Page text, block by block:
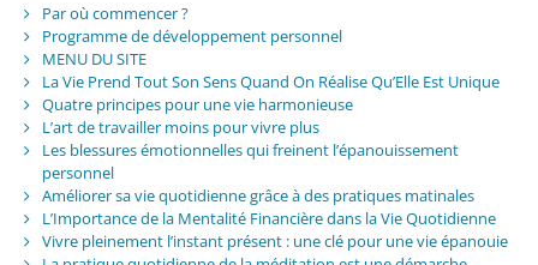
Par où commencer ?
Programme de développement personnel
MENU DU SITE
La Vie Prend Tout Son Sens Quand On Réalise Qu’Elle Est Unique
Quatre principes pour une vie harmonieuse
L’art de travailler moins pour vivre plus
Les blessures émotionnelles qui freinent l’épanouissement
personnel
Améliorer sa vie quotidienne grâce à des pratiques matinales
L’Importance de la Mentalité Financière dans la Vie Quotidienne
Vivre pleinement l’instant présent : une clé pour une vie épanouie